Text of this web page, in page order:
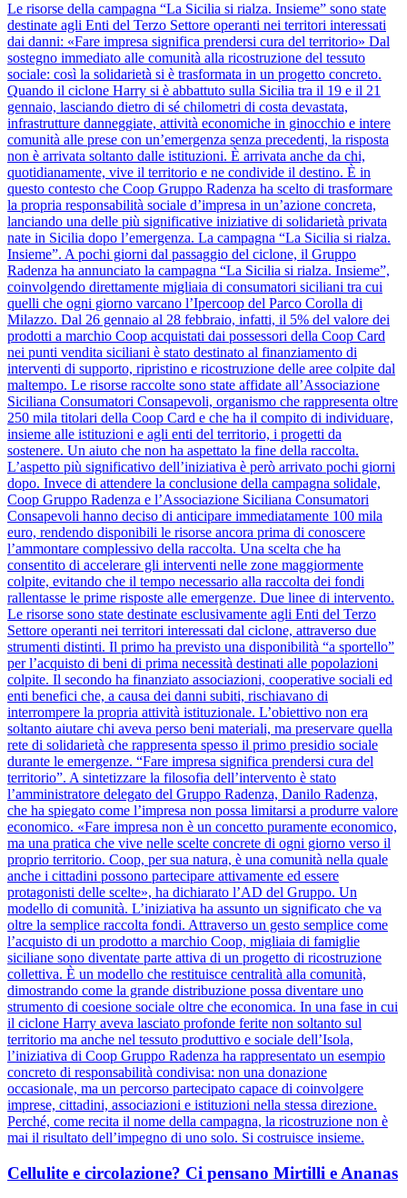
Le risorse della campagna “La Sicilia si rialza. Insieme” sono state
destinate agli Enti del Terzo Settore operanti nei territori interessati
dai danni: «Fare impresa significa prendersi cura del territorio» Dal
sostegno immediato alle comunità alla ricostruzione del tessuto
sociale: così la solidarietà si è trasformata in un progetto concreto.
Quando il ciclone Harry si è abbattuto sulla Sicilia tra il 19 e il 21
gennaio, lasciando dietro di sé chilometri di costa devastata,
infrastrutture danneggiate, attività economiche in ginocchio e intere
comunità alle prese con un’emergenza senza precedenti, la risposta
non è arrivata soltanto dalle istituzioni. È arrivata anche da chi,
quotidianamente, vive il territorio e ne condivide il destino. È in
questo contesto che Coop Gruppo Radenza ha scelto di trasformare
la propria responsabilità sociale d’impresa in un’azione concreta,
lanciando una delle più significative iniziative di solidarietà privata
nate in Sicilia dopo l’emergenza. La campagna “La Sicilia si rialza.
Insieme”. A pochi giorni dal passaggio del ciclone, il Gruppo
Radenza ha annunciato la campagna “La Sicilia si rialza. Insieme”,
coinvolgendo direttamente migliaia di consumatori siciliani tra cui
quelli che ogni giorno varcano l’Ipercoop del Parco Corolla di
Milazzo. Dal 26 gennaio al 28 febbraio, infatti, il 5% del valore dei
prodotti a marchio Coop acquistati dai possessori della Coop Card
nei punti vendita siciliani è stato destinato al finanziamento di
interventi di supporto, ripristino e ricostruzione delle aree colpite dal
maltempo. Le risorse raccolte sono state affidate all’Associazione
Siciliana Consumatori Consapevoli, organismo che rappresenta oltre
250 mila titolari della Coop Card e che ha il compito di individuare,
insieme alle istituzioni e agli enti del territorio, i progetti da
sostenere. Un aiuto che non ha aspettato la fine della raccolta.
L’aspetto più significativo dell’iniziativa è però arrivato pochi giorni
dopo. Invece di attendere la conclusione della campagna solidale,
Coop Gruppo Radenza e l’Associazione Siciliana Consumatori
Consapevoli hanno deciso di anticipare immediatamente 100 mila
euro, rendendo disponibili le risorse ancora prima di conoscere
l’ammontare complessivo della raccolta. Una scelta che ha
consentito di accelerare gli interventi nelle zone maggiormente
colpite, evitando che il tempo necessario alla raccolta dei fondi
rallentasse le prime risposte alle emergenze. Due linee di intervento.
Le risorse sono state destinate esclusivamente agli Enti del Terzo
Settore operanti nei territori interessati dal ciclone, attraverso due
strumenti distinti. Il primo ha previsto una disponibilità “a sportello”
per l’acquisto di beni di prima necessità destinati alle popolazioni
colpite. Il secondo ha finanziato associazioni, cooperative sociali ed
enti benefici che, a causa dei danni subiti, rischiavano di
interrompere la propria attività istituzionale. L’obiettivo non era
soltanto aiutare chi aveva perso beni materiali, ma preservare quella
rete di solidarietà che rappresenta spesso il primo presidio sociale
durante le emergenze. “Fare impresa significa prendersi cura del
territorio”. A sintetizzare la filosofia dell’intervento è stato
l’amministratore delegato del Gruppo Radenza, Danilo Radenza,
che ha spiegato come l’impresa non possa limitarsi a produrre valore
economico. «Fare impresa non è un concetto puramente economico,
ma una pratica che vive nelle scelte concrete di ogni giorno verso il
proprio territorio. Coop, per sua natura, è una comunità nella quale
anche i cittadini possono partecipare attivamente ed essere
protagonisti delle scelte», ha dichiarato l’AD del Gruppo. Un
modello di comunità. L’iniziativa ha assunto un significato che va
oltre la semplice raccolta fondi. Attraverso un gesto semplice come
l’acquisto di un prodotto a marchio Coop, migliaia di famiglie
siciliane sono diventate parte attiva di un progetto di ricostruzione
collettiva. È un modello che restituisce centralità alla comunità,
dimostrando come la grande distribuzione possa diventare uno
strumento di coesione sociale oltre che economica. In una fase in cui
il ciclone Harry aveva lasciato profonde ferite non soltanto sul
territorio ma anche nel tessuto produttivo e sociale dell’Isola,
l’iniziativa di Coop Gruppo Radenza ha rappresentato un esempio
concreto di responsabilità condivisa: non una donazione
occasionale, ma un percorso partecipato capace di coinvolgere
imprese, cittadini, associazioni e istituzioni nella stessa direzione.
Perché, come recita il nome della campagna, la ricostruzione non è
mai il risultato dell’impegno di uno solo. Si costruisce insieme.
Cellulite e circolazione? Ci pensano Mirtilli e Ananas